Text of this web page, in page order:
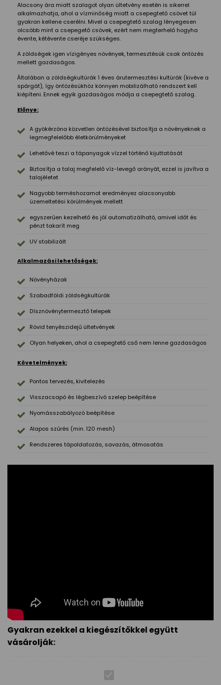
Alacsony ára miatt szalagot olyan ültetvény esetén is sikerrel
alkalmazhatja, ahol a vízminőség miatt a csepegtető csövet túl
gyakran kellene cserélni. Mivel a csepegtető szalag lényegesen
olcsóbb mint a csepegető csövek, ezért nem megterhelő hogyha
évente, kétévente cseréje szükséges.
A zöldségek igen vízigényes növények, termesztésük csak öntözés
mellett gazdaságos.
Általában a zöldségkultúrák 1 éves árutermesztési kultúrák (kivéve a
spárgát), így öntözésükhöz könnyen mobilizálható rendszert kell
kiépíteni. Ennek egyik gazdaságos módja a csepegtető szalag.
Előnye:
A gyökérzóna közvetlen öntözésével biztosítja a növényeknek a
legmegfelelőbb életkörülményeket
Lehetővé teszi a tápanyagok vízzel történő kijuttatását
Biztosítja a talaj megfelelő víz-levegő arányát, ezzel is javítva a
talajéletet
Nagyobb terméshozamot eredményez alacsonyabb
üzemeltetési körülmények mellett
egyszerűen kezelhető és jól automatizálható, amivel időt és
pénzt takarít meg
UV stabilizált
Alkalmazási lehetőségek:
Növényházak
Szabadföldi zöldségkultúrák
Dísznövénytermesztő telepek
Rövid tenyészidejű ültetvények
Olyan helyeken, ahol a csepegtető cső nem lenne gazdaságos
Követelmények:
Pontos tervezés, kivitelezés
Visszacsapó és légbeszívó szelep beépítése
Nyomásszabályozó beépítése
Alapos szűrés (min. 120 mesh)
Rendszeres tápoldatozás, savazás, átmosatás
Gyakran ezekkel a kiegészítőkkel együtt
vásárolják: